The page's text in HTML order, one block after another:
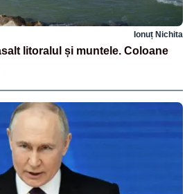
Ionuț Nichita
litoralul și muntele. Coloane